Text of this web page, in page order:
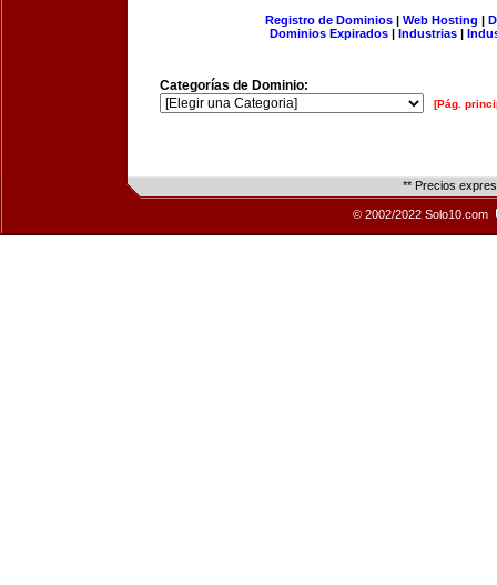
Registro de Dominios| Web Hosting |
Dominios Expirados | Industrias |
Categorías de Dominio:
[Pág.
** Precios
© 2002/2022 Solo10.com